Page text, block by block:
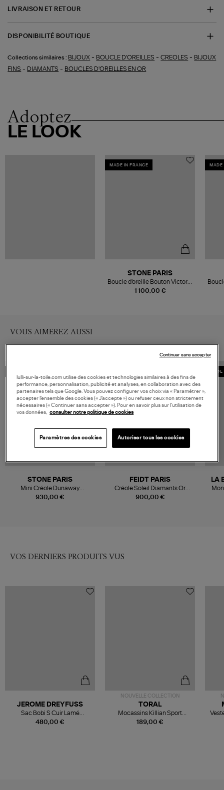
LIVRAISON ET RETOUR
DISPONIBILITÉ BOUTIQUE
Collections similaires : BIJOUX - BOUCLE D'OREILLES -CREOLES - BIJOUX
FINS - DIAMANTS - BOUCLES D'OREILLES EN OR
Adoptez
LE LOOK
MADE IN FRANCE
1 100,00 €
STONE PARIS
Boucle d'oreille Bouton Victoria
Or Blanc Diamants (vendue à
MADE
VOUS AIMEREZ AUSSI
930,00 €
STONE PARIS
Mini Créole Dunaway
Diamants Or Jaune (vendue à
900,00 €
FEIDT PARIS
Créole Soleil Diamants Or
Jaune (vendue à l'unité)
LA
VOS DERNIERS PRODUITS VUS
480,00 €
JEROME DREYFUSS
Sac Bobi S Cuir Lamé
Champagne
NOUVELLE COLLECTION
189,00 €
TORAL
Mocassins Killian Sport
Mousse
lulli-sur-la-toile.com utilise des cookies et technologies similaires à des fins de
performance, personnalisation, publicité et analyses, en collaboration avec des
partenaires tels que Google. Vous pouvez configurer vos choix via « Paramétrer »,
accepter l’ensemble des cookies (« J’accepte ») ou refuser ceux non strictement
nécessaires (« Continuer sans accepter »). Pour en savoir plus sur l’utilisation de
vos données, consulter notre politique de cookies
Paramètres des cookies Autoriser tous les cookies
Continuer sans accepter